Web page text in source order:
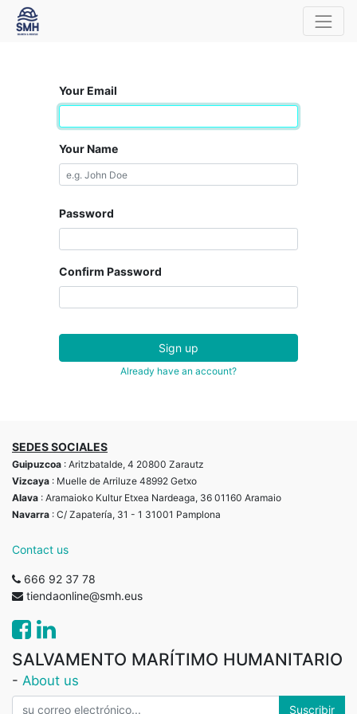
Your Email
Your Name
Password
Confirm Password
Sign up
Already have an account?
SEDES SOCIALES
Guipuzcoa : Aritzbatalde, 4 20800 Zarautz
Vizcaya : Muelle de Arriluze 48992 Getxo
Alava : Aramaioko Kultur Etxea Nardeaga, 36 01160 Aramaio
Navarra : C/ Zapatería, 31 - 1 31001 Pamplona
Contact us
666 92 37 78
tiendaonline@smh.eus
SALVAMENTO MARÍTIMO HUMANITARIO
- About us
Suscribir